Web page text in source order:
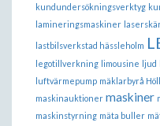
kundundersökningsverktyg
lamineringsmaskiner
lastbilsverkstad hässleholm
legotillverkning limousine ljud
luftvärmepump mäklarbyrå
maskinauktioner maskiner
maskinstyrning mäta buller